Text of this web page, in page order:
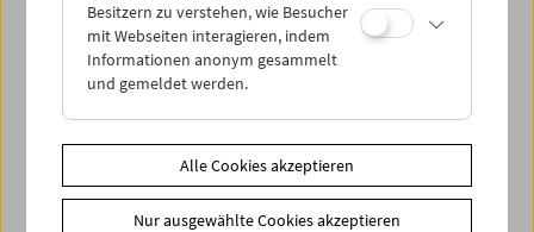
Share on
Besitzern zu verstehen, wie Besucher
mit Webseiten interagieren, indem
Informationen anonym gesammelt
und gemeldet werden.
Alle Cookies akzeptieren
Nur ausgewählte Cookies akzeptieren